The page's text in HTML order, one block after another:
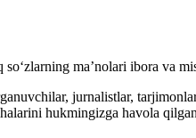
ma’nolari ibora va
jurnalistlar,
hukmingizga havola